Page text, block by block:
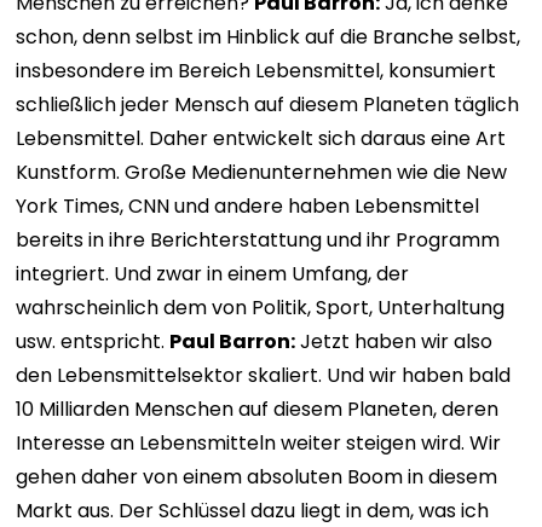
schon, denn selbst im Hinblick auf die Branche selbst,
insbesondere im Bereich Lebensmittel, konsumiert
schließlich jeder Mensch auf diesem Planeten täglich
Lebensmittel. Daher entwickelt sich daraus eine Art
Kunstform. Große Medienunternehmen wie die New
York Times, CNN und andere haben Lebensmittel
bereits in ihre Berichterstattung und ihr Programm
integriert. Und zwar in einem Umfang, der
wahrscheinlich dem von Politik, Sport, Unterhaltung
usw. entspricht. Paul Barron:Jetzt haben wir also
den Lebensmittelsektor skaliert. Und wir haben bald
10 Milliarden Menschen auf diesem Planeten, deren
Interesse an Lebensmitteln weiter steigen wird. Wir
gehen daher von einem absoluten Boom in diesem
Markt aus. Der Schlüssel dazu liegt in dem, was ich